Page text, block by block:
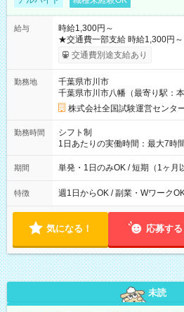
給与
時給1,300円～
★交通費一部支給 時給1,300円～ ※試験・役割により手当あり
※勤務回数により昇給あり 【即
り！】 希望される場合、勤務か
例】 ・河合塾模擬試験 8:30～
×8時間＝日収10,400円＋交通費
円の場合あり ・国家試験 7:00
円（役割手当＋100円）×6時間＝日
間】試用期間なし
交通費別途支給あり
勤務地
千葉県市川市
千葉県市川市八幡（最寄り駅：本
株式会社全国試験運営センタ
勤務時間
シフト制
1日あたりの実働時間：最大7
間は 試験により異なります。
期間 単発・1日のみOK / 短期（1ヶ月
特徴 週1日からOK / 副業・Wワーク
気になる！ 応募する
未読